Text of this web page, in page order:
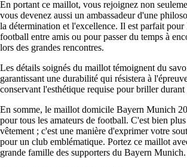
En portant ce maillot, vous rejoignez non
vous devenez aussi un ambassadeur d'une
la détermination et l'excellence. Il est parfait pour
football entre amis ou pour passer du temps à
lors des grandes rencontres.
Les détails soignés du maillot témoignent du
garantissant une durabilité qui résistera à
conservant l'esthétique requise pour briller durant
En somme, le maillot domicile Bayern Munich
pour tous les amateurs de football. C'est bien
vêtement ; c'est une manière d'exprimer votre
pour un club emblématique. Portez ce maillot
grande famille des supporters du Bayern Munich.